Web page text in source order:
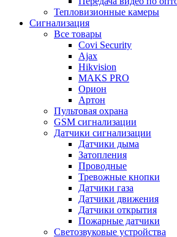
Тепловизионные камеры
Сигнализация
Все товары
Covi Security
Ajax
Hikvision
MAKS PRO
Орион
Артон
Пультовая охрана
GSM сигнализации
Датчики сигнализации
Датчики дыма
Затопления
Проводные
Тревожные кнопки
Датчики газа
Датчики движения
Датчики открытия
Пожарные датчики
Светозвуковые устройства